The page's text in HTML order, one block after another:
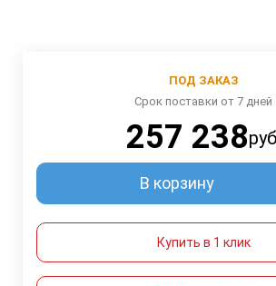
ПОД ЗАКАЗ
Срок поставки от 7 дней
257 238
В корзину
Купить в 1 клик